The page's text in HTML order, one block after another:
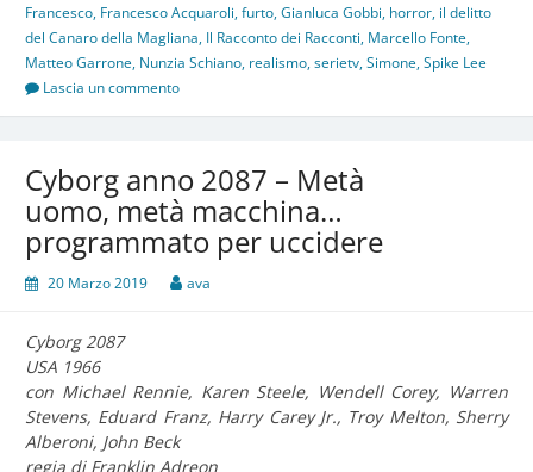
Francesco, Francesco Acquaroli,furto,Gianluca Gobbi, horror, il delitto
del Canaro della Magliana, Il Racconto dei Racconti, Marcello Fonte,
Matteo Garrone, Nunzia Schiano, realismo,serietv,Simone,Spike Lee
Lascia un commento
Cyborg anno 2087 – Metà
uomo, metà macchina…
programmato per uccidere
20 Marzo 2019 ava
Cyborg 2087
USA 1966
con Michael Rennie, Karen Steele, Wendell Corey, Warren
Stevens, Eduard Franz, Harry Carey Jr., Troy Melton, Sherry
Alberoni, John Beck
regia di Franklin Adreon